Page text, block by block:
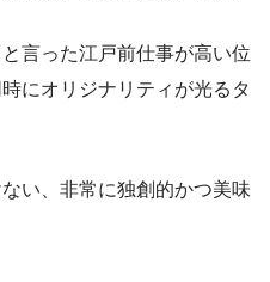
言った江戸前仕事が高い位
にオリジナリティが光るタ
い、非常に独創的かつ美味